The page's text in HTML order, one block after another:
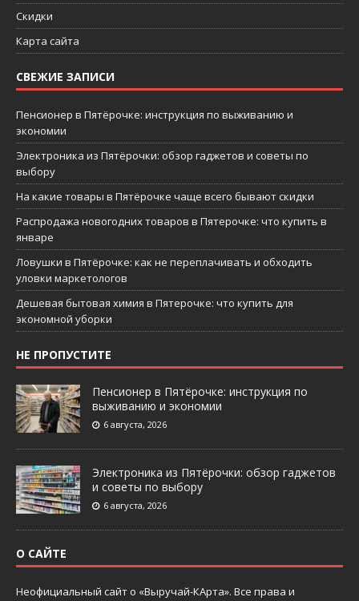
Скидки
Карта сайта
СВЕЖИЕ ЗАПИСИ
Пенсионер в Пятёрочке: инструкция по выживанию и
экономии
Электроника из Пятёрочки: обзор гаджетов и советы по
выбору
На какие товары в Пятёрочке чаще всего бывают скидки
Распродажа новогодних товаров в Пятерочке: что купить в
январе
Ловушки в Пятёрочке: как не переплачивать и обходить
уловки маркетологов
Дешевая бытовая химия в Пятерочке: что купить для
экономной уборки
НЕ ПРОПУСТИТЕ
Пенсионер в Пятёрочке: инструкция по
выживанию и экономии
6 августа, 2026
Электроника из Пятёрочки: обзор гаджетов
и советы по выбору
6 августа, 2026
О САЙТЕ
Неофициальный сайт о «Выручай-КАрта». Все права и